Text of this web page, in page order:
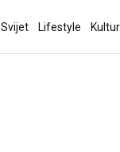
Svijet Lifestyle